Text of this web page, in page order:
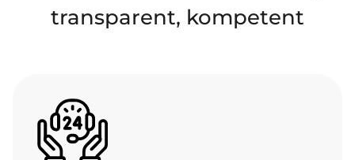
transparent, kompetent